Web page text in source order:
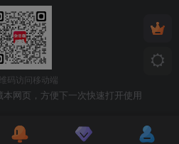
码访问移动端
网页，方便下一次快速打开使用